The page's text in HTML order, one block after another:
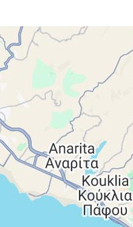
Deluxe),
zariadení,
vo výške